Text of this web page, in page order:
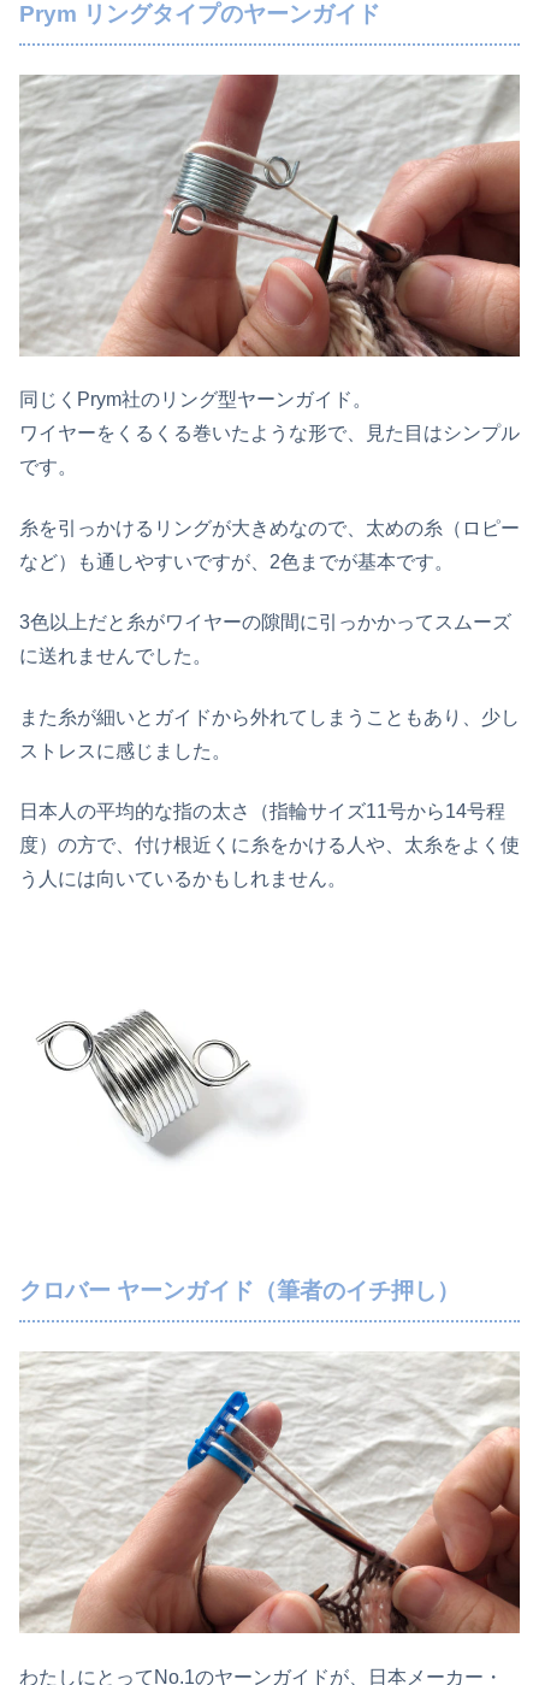
Prym リングタイプのヤーンガイド
同じくPrym社のリング型ヤーンガイド。
ワイヤーをくるくる巻いたような形で、見た目はシンプル
です。
糸を引っかけるリングが大きめなので、太めの糸（ロピー
など）も通しやすいですが、2色までが基本です。
3色以上だと糸がワイヤーの隙間に引っかかってスムーズ
に送れませんでした。
また糸が細いとガイドから外れてしまうこともあり、少し
ストレスに感じました。
日本人の平均的な指の太さ（指輪サイズ11号から14号程
度）の方で、付け根近くに糸をかける人や、太糸をよく使
う人には向いているかもしれません。
クロバー ヤーンガイド（筆者のイチ押し）
わたしにとってNo.1のヤーンガイドが、日本メーカー・